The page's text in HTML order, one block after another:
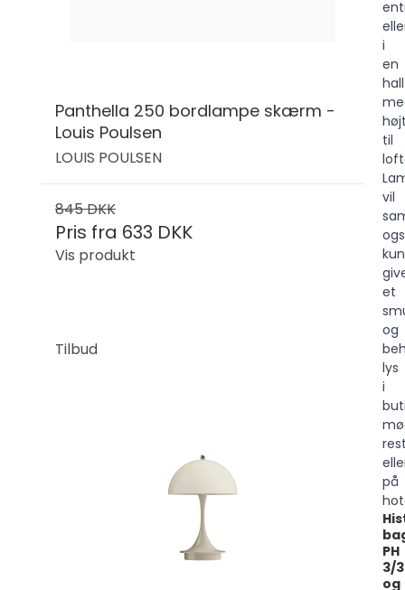
Panthella 250 bordlampe skærm -
Louis Poulsen
LOUIS POULSEN
845 DKK
Pris fra 633 DKK
Vis produkt
Tilbud
i
en
hall
til
vil
et
og
lys
i
på
PH
3/3
og